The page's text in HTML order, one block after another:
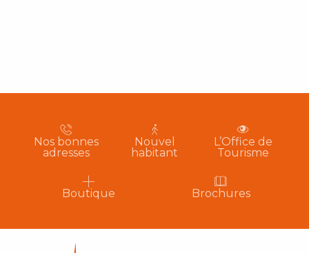
Nos bonnes
adresses
Nouvel
habitant
L’Office de
Tourisme
Boutique Brochures